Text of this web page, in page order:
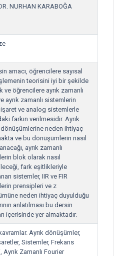
NURHAN KARABOĞA
amacı, öğrencilere sayısal
teorisini iyi bir şekilde
ve öğrencilere ayrık zamanlı
ayrık zamanlı sistemlerin
ve analog sistemlerle
farkın verilmesidir. Ayrık
neden ihtiyaç
ve bu dönüşümlerin nasıl
ayrık zamanlı
blok olarak nasıl
fark eşitlikleriyle
sistemler, IIR ve FIR
prensipleri ve z
neden ihtiyaç duyulduğu
anlatılması bu dersin
içerisinde yer almaktadır.
Ayrık dönüşümler,
Sistemler, Frekans
Ayrık Zamanlı Fourier